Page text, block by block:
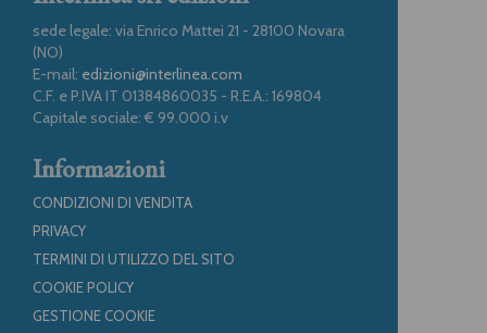
sede legale: via Enrico Mattei 21 - 28100 Novara
(NO)
E-mail: edizioni@interlinea.com
C.F. e P.IVA IT 01384860035 - R.E.A.: 169804
Capitale sociale: € 99.000 i.v
Informazioni
CONDIZIONI DI VENDITA
PRIVACY
TERMINI DI UTILIZZO DEL SITO
COOKIE POLICY
GESTIONE COOKIE